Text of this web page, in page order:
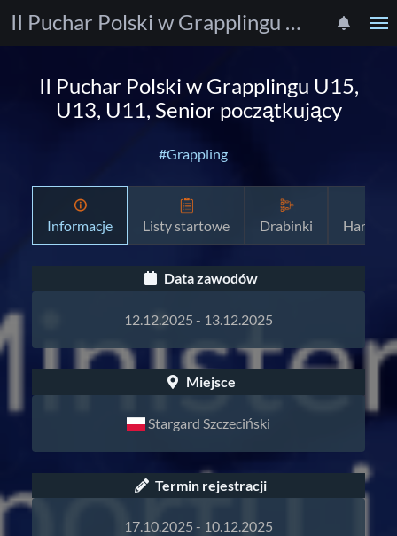
II Puchar Polski w Grapplingu U15, U13, U11, Senior początkujący
II Puchar Polski w Grapplingu U15,
U13, U11, Senior początkujący
#Grappling
Informacje Listy startowe Drabinki
Data zawodów
12.12.2025 - 13.12.2025
Miejsce
Stargard Szczeciński
Termin rejestracji
17.10.2025 - 10.12.2025